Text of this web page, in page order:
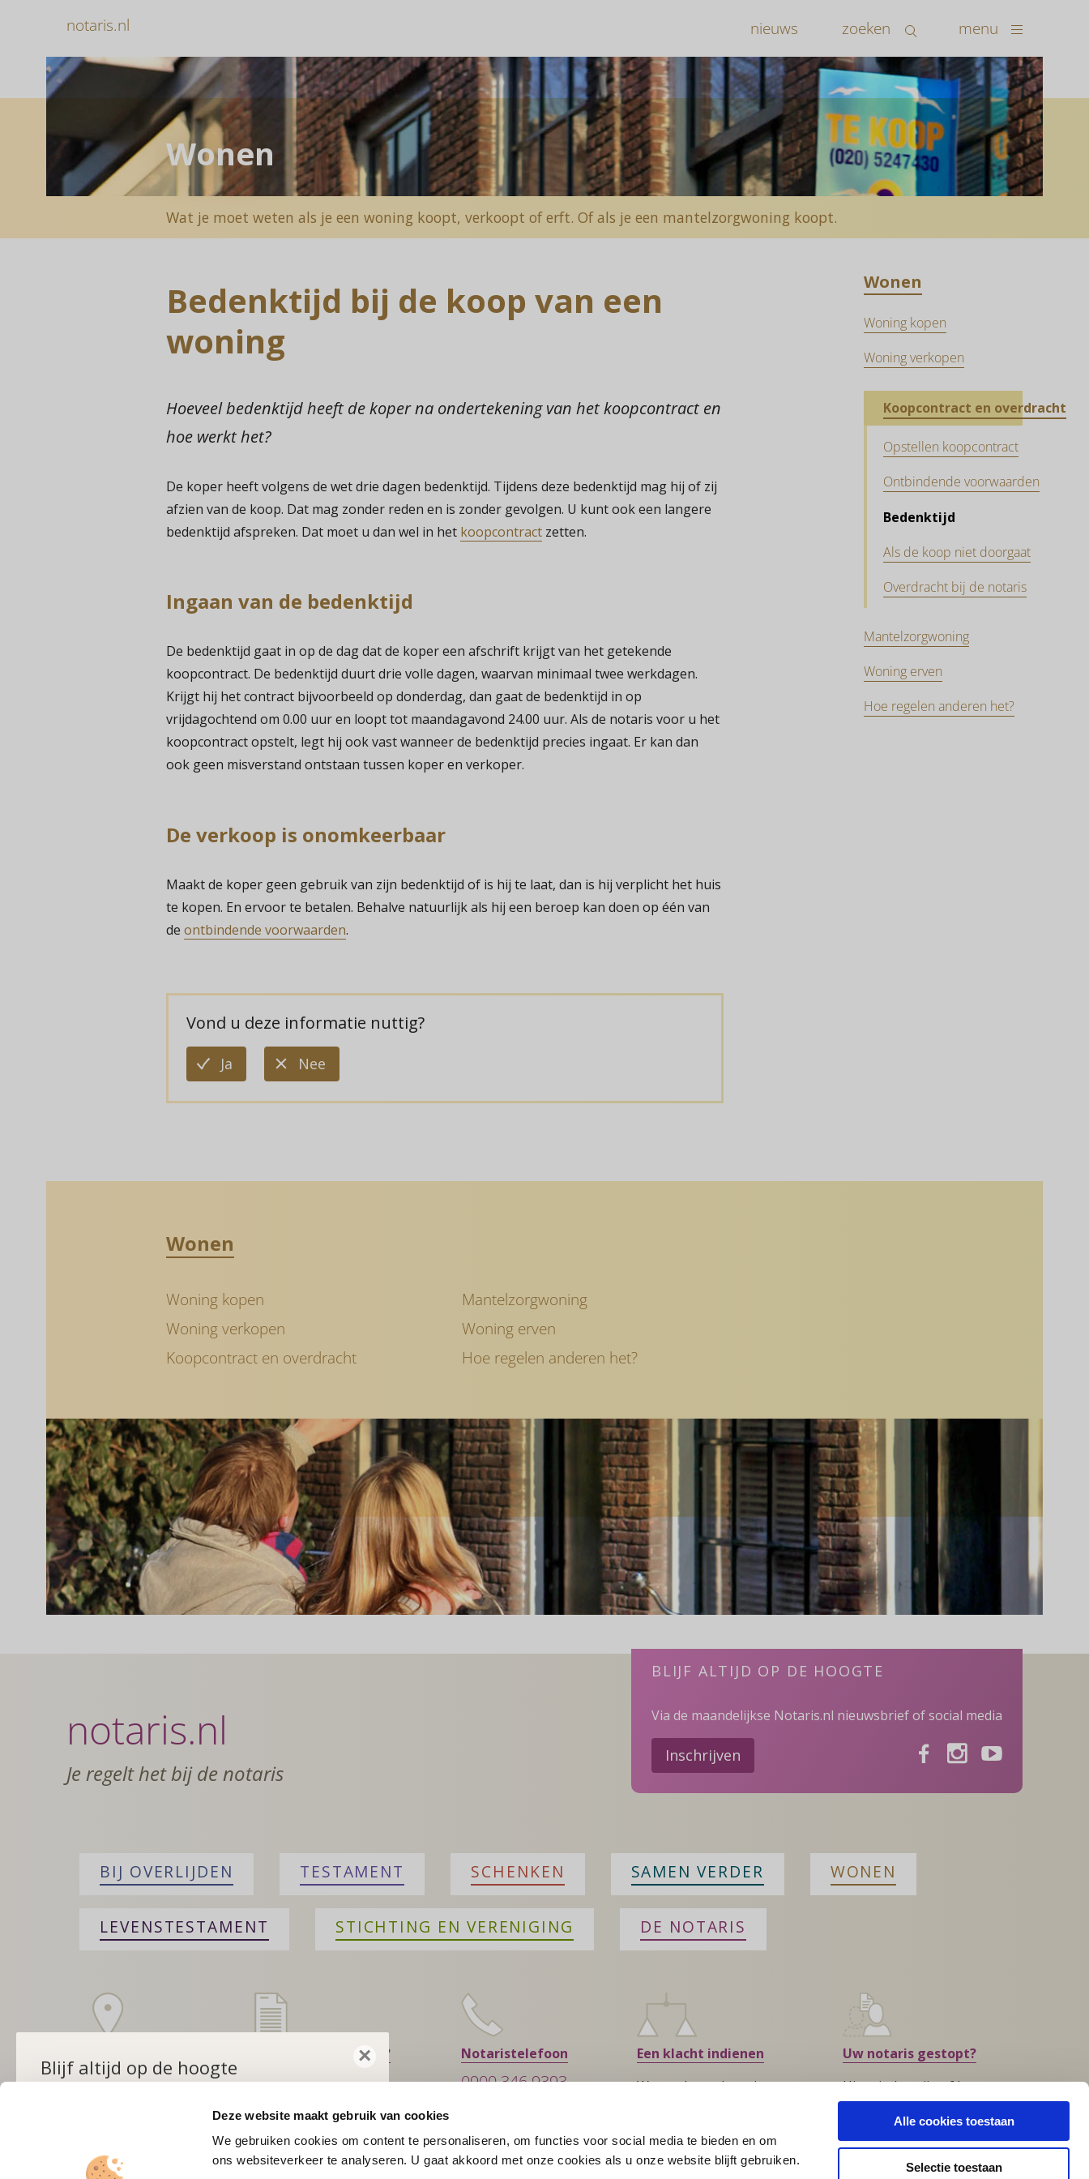
Deze website maakt gebruik van cookies
We gebruiken cookies om content te personaliseren, om functies voor social media te bieden en om
ons websiteverkeer te analyseren. U gaat akkoord met onze cookies als u onze website blijft gebruiken.
Alle cookies toestaan
Selectie toestaan
notaris.nl nieuws zoeken menu
Wonen
Wat je moet weten als je een woning koopt, verkoopt of erft. Of als je een mantelzorgwoning koopt.
Bedenktijd bij de koop van een
woning
Hoeveel bedenktijd heeft de koper na ondertekening van het koopcontract en
hoe werkt het?
De koper heeft volgens de wet drie dagen bedenktijd. Tijdens deze bedenktijd mag hij of zij
afzien van de koop. Dat mag zonder reden en is zonder gevolgen. U kunt ook een langere
bedenktijd afspreken. Dat moet u dan wel in het koopcontract zetten.
Ingaan van de bedenktijd
De bedenktijd gaat in op de dag dat de koper een afschrift krijgt van het getekende
koopcontract. De bedenktijd duurt drie volle dagen, waarvan minimaal twee werkdagen.
Krijgt hij het contract bijvoorbeeld op donderdag, dan gaat de bedenktijd in op
vrijdagochtend om 0.00 uur en loopt tot maandagavond 24.00 uur. Als de notaris voor u het
koopcontract opstelt, legt hij ook vast wanneer de bedenktijd precies ingaat. Er kan dan
ook geen misverstand ontstaan tussen koper en verkoper.
De verkoop is onomkeerbaar
Maakt de koper geen gebruik van zijn bedenktijd of is hij te laat, dan is hij verplicht het huis
te kopen. En ervoor te betalen. Behalve natuurlijk als hij een beroep kan doen op één van
de ontbindende voorwaarden.
Vond u deze informatie nuttig?
Ja
informatie
nuttig
Needeze
informatie
niet
Wonen
Woning kopen
Woning verkopen
Koopcontract en overdracht
Opstellen koopcontract
Ontbindende voorwaarden
Bedenktijd
Als de koop niet doorgaat
Overdracht bij de notaris
Mantelzorgwoning
Woning erven
Hoe regelen anderen het?
Wonen
Woning kopen
Woning verkopen
Koopcontract en overdracht
Mantelzorgwoning
Woning erven
Hoe regelen anderen het?
BLIJF ALTIJD OP DE HOOGTE
Via de maandelijkse Notaris.nl nieuwsbrief of social media
Inschrijven FacebookInstagram
Youtube
notaris.nl
Je regelt het bij de notaris
BIJ OVERLIJDEN TESTAMENT SCHENKEN SAMEN VERDER WONEN
LEVENSTESTAMENT STICHTING EN VERENIGING DE NOTARIS
Bij u in de buurt
Is er een testament?
Navragen bij het
Testamentenregister
Notaristelefoon
0900 346 9393
Een klacht indienen
Wat te doen als u niet
Uw notaris gestopt?
Hier vindt u zijn of haar
opvolger
×
Blijf altijd op de hoogte